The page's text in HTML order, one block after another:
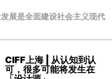
展是全面建设社会主义现代
CIFF上海 | 从认知到认
可，很多可能将发生在